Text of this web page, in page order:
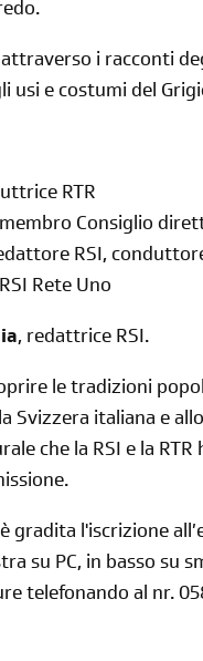
i racconti
usi e costumi del
RTR
Consiglio
RSI,
Rete Uno
, redattrice RSI.
le tradizioni
Svizzera italiana e
che la RSI e la
gradita l'iscrizione
su PC, in basso su
telefonando al nr.